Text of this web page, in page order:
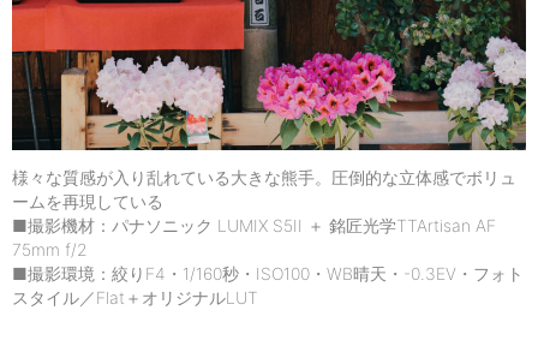
様々な質感が入り乱れている大きな熊手。圧倒的な立体感でボリュ
ームを再現している
■撮影機材：パナソニック LUMIX S5II ＋ 銘匠光学TTArtisan AF
75mm f/2
■撮影環境：絞りF4・1/160秒・ISO100・WB晴天・-0.3EV・フォト
スタイル／Flat＋オリジナルLUT